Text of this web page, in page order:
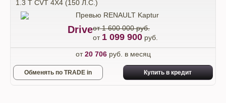
1.3 T CVT 4X4 (150 Л.С.)
Driveот 1 600 000 руб.
от 1 099 900 руб.
от20 706руб. в месяц
Обменять по TRADE in Купить в кредит